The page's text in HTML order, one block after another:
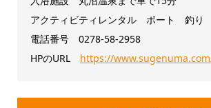
アクティビティレンタル ボート 釣り
電話番号 0278-58-2958
HPのURL https://